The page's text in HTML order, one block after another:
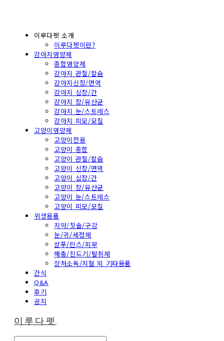
이루다펫 소개
이루다펫이란?
강아지영양제
종합영양제
강아지 관절/칼슘
강아지신장/면역
강아지 심장/간
강아지 장/유산균
강아지 눈/스트레스
강아지 피모/모질
고양이영양제
고양이전용
고양이 종합
고양이 관절/칼슘
고양이 신장/면역
고양이 심장/간
고양이 장/유산균
고양이 눈/스트레스
고양이 피모/모질
위생용품
치약/칫솔/구강
눈/귀/세정제
샴푸/린스/피부
해충/진드기/탈취제
상처소독/지혈 외 기타용품
간식
Q&A
후기
공지
이루다펫